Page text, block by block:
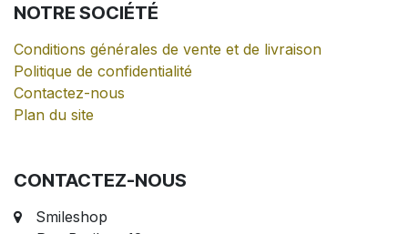
NOTRE SOCIÉTÉ
Conditions générales de vente et de livraison
Politique de confidentialité
Contactez-nous
Plan du site
CONTACTEZ-NOUS
Smileshop